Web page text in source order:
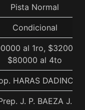
Pista Normal
Condicional
al 1ro,
$80000 al 4to
HARAS DADINCO
J. P. BAEZA J.